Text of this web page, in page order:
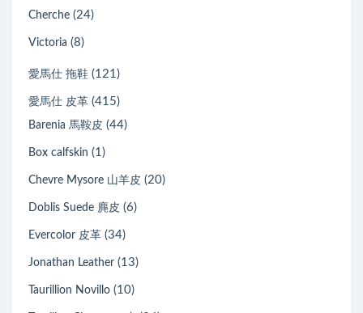
Cherche (24)
Victoria (8)
愛馬仕 拖鞋 (121)
愛馬仕 皮革 (415)
Barenia 馬鞍皮 (44)
Box calfskin (1)
Chevre Mysore 山羊皮 (20)
Doblis Suede 麂皮 (6)
Evercolor 皮革 (34)
Jonathan Leather (13)
Taurillion Novillo (10)